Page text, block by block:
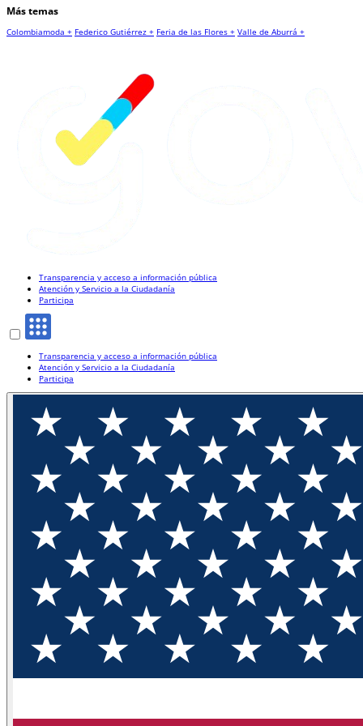
Más temas
Colombiamoda + Federico Gutiérrez + Feria de las Flores + Valle de Aburrá +
Transparencia y acceso a información pública
Atención y Servicio a la Ciudadanía
Participa
Transparencia y acceso a información pública
Atención y Servicio a la Ciudadanía
Participa